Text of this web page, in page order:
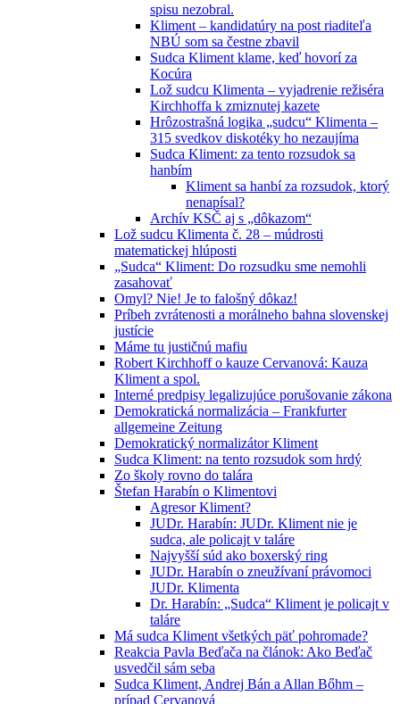
spisu nezobral.
Kliment – kandidatúry na post riaditeľa
NBÚ som sa čestne zbavil
Sudca Kliment klame, keď hovorí za
Kocúra
Lož sudcu Klimenta – vyjadrenie režiséra
Kirchhoffa k zmiznutej kazete
Hrôzostrašná logika „sudcu“ Klimenta –
315 svedkov diskotéky ho nezaujíma
Sudca Kliment: za tento rozsudok sa
hanbím
Kliment sa hanbí za rozsudok, ktorý
nenapísal?
Archív KSČ aj s „dôkazom“
Lož sudcu Klimenta č. 28 – múdrosti
matematickej hlúposti
„Sudca“ Kliment: Do rozsudku sme nemohli
zasahovať
Omyl? Nie! Je to falošný dôkaz!
Príbeh zvrátenosti a morálneho bahna slovenskej
justície
Máme tu justičnú mafiu
Robert Kirchhoff o kauze Cervanová: Kauza
Kliment a spol.
Interné predpisy legalizujúce porušovanie zákona
Demokratická normalizácia – Frankfurter
allgemeine Zeitung
Demokratický normalizátor Kliment
Sudca Kliment: na tento rozsudok som hrdý
Zo školy rovno do talára
Štefan Harabín o Klimentovi
Agresor Kliment?
JUDr. Harabín: JUDr. Kliment nie je
sudca, ale policajt v taláre
Najvyšší súd ako boxerský ring
JUDr. Harabín o zneužívaní právomoci
JUDr. Klimenta
Dr. Harabín: „Sudca“ Kliment je policajt v
taláre
Má sudca Kliment všetkých päť pohromade?
Reakcia Pavla Beďača na článok: Ako Beďač
usvedčil sám seba
Sudca Kliment, Andrej Bán a Allan Bőhm –
prípad Cervanová